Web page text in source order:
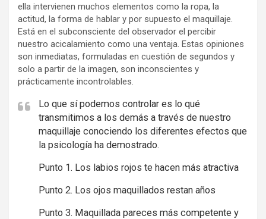
ella intervienen muchos elementos como la ropa, la
actitud, la forma de hablar y por supuesto el maquillaje.
Está en el subconsciente del observador el percibir
nuestro acicalamiento como una ventaja. Estas opiniones
son inmediatas, formuladas en cuestión de segundos y
solo a partir de la imagen, son inconscientes y
prácticamente incontrolables.
Lo que sí podemos controlar es lo qué
transmitimos a los demás a través de nuestro
maquillaje conociendo los diferentes efectos que
la psicología ha demostrado.
Punto 1. Los labios rojos te hacen más atractiva
Punto 2. Los ojos maquillados restan años
Punto 3. Maquillada pareces más competente y